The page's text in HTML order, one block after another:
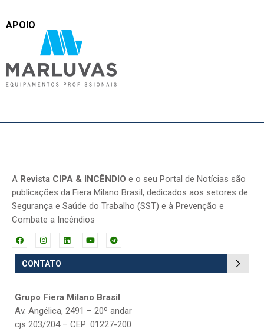
APOIO
A Revista CIPA & INCÊNDIO e o seu Portal de Notícias são
publicações da Fiera Milano Brasil, dedicados aos setores de
Segurança e Saúde do Trabalho (SST) e à Prevenção e
Combate a Incêndios
CONTATO
Grupo Fiera Milano Brasil
Av. Angélica, 2491 – 20º andar
cjs 203/204 – CEP: 01227-200